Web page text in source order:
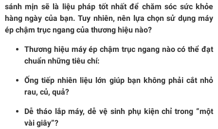
sánh mịn sẽ là liệu pháp tốt nhất để chăm sóc sức khỏe
hàng ngày của bạn. Tuy nhiên, nên lựa chọn sử dụng máy
ép chậm trục ngang của thương hiệu nào?
Thương hiệu máy ép chậm trục ngang nào có thể đạt
chuẩn những tiêu chí:
Ống tiếp nhiên liệu lớn giúp bạn không phải cắt nhỏ
rau, củ, quả?
Dễ tháo lắp máy, dễ vệ sinh phụ kiện chỉ trong “một
vài giây”?